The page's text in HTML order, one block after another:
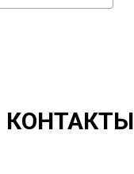
КОНТАКТЫ